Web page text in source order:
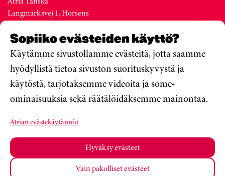
Sopiiko evästeiden käyttö?
Käytämme sivustollamme evästeitä, jotta saamme
hyödyllistä tietoa sivuston suorituskyvystä ja
käytöstä, tarjotaksemme videoita ja some-
ominaisuuksia sekä räätälöidäksemme mainontaa.
Atrian evästekäytännöt
Hyväksy evästeet
Vain pakolliset evästeet
Langmarksvej 1, Horsens
Denmark
Vaihde +45 76 28 25 00
Atria Viro
Metsa str. 19, Valga
Estonia
Vaihde +372 76 79 900